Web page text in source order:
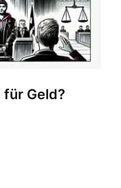
für Geld?